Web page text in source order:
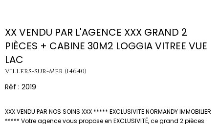
XX VENDU PAR L'AGENCE XXX GRAND 2
PIÈCES + CABINE 30M2 LOGGIA VITREE VUE
LAC
Villers-sur-Mer (14640)
Réf : 2019
XXX VENDU PAR NOS SOINS XXX ***** EXCLUSIVITE NORMANDY IMMOBILIER
***** Votre agence vous propose en EXCLUSIVITÉ, ce grand 2 pièces